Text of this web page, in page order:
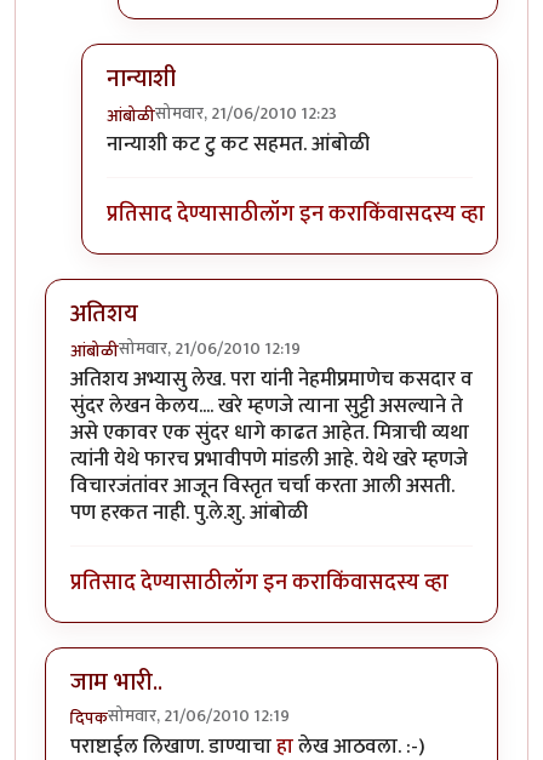
नान्याशी
आंबोळीसोमवार, 21/06/2010 12:23
In reply to>>मिपावरbyअवलिया
नान्याशी कट टु कट सहमत. आंबोळी
प्रतिसाद देण्यासाठीलॉग इन कराकिंवासदस्य व्हा
अतिशय
आंबोळीसोमवार, 21/06/2010 12:19
अतिशय अभ्यासु लेख. परा यांनी नेहमीप्रमाणेच कसदार व
सुंदर लेखन केलय.... खरे म्हणजे त्याना सुट्टी असल्याने ते
असे एकावर एक सुंदर धागे काढत आहेत. मित्राची व्यथा
त्यांनी येथे फारच प्रभावीपणे मांडली आहे. येथे खरे म्हणजे
विचारजंतांवर आजून विस्तृत चर्चा करता आली असती.
पण हरकत नाही. पु.ले.शु. आंबोळी
प्रतिसाद देण्यासाठीलॉग इन कराकिंवासदस्य व्हा
जाम भारी..
दिपकसोमवार, 21/06/2010 12:19
पराष्टाईल लिखाण. डाण्याचाहालेख आठवला. :-)